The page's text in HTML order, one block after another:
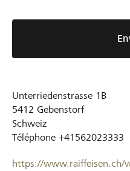
Unterriedenstrasse 1B
5412 Gebenstorf
Schweiz
Téléphone +41562023333
https://www.raiffeisen.ch/